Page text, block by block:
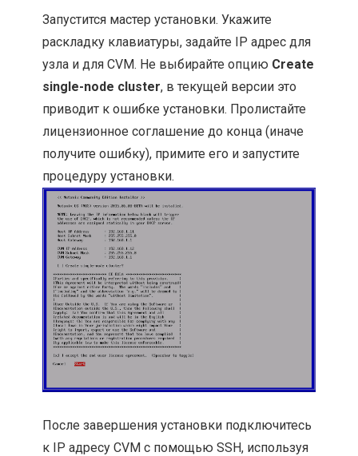
Запустится мастер установки. Укажите
раскладку клавиатуры, задайте IP адрес для
узла и для CVM. Не выбирайте опцию Create
single-node cluster, в текущей версии это
приводит к ошибке установки. Пролистайте
лицензионное соглашение до конца (иначе
получите ошибку), примите его и запустите
процедуру установки.
После завершения установки подключитесь
к IP адресу CVM с помощью SSH, используя